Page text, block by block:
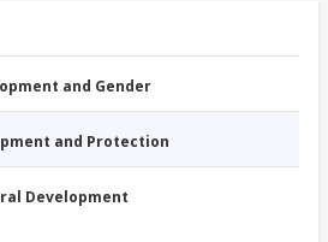
and Gender
and Protection
Development